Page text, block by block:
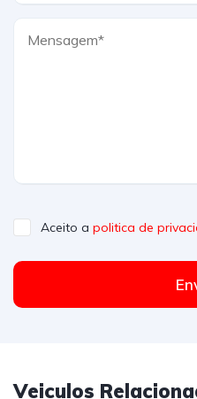
Aceito a politica de
Veiculos